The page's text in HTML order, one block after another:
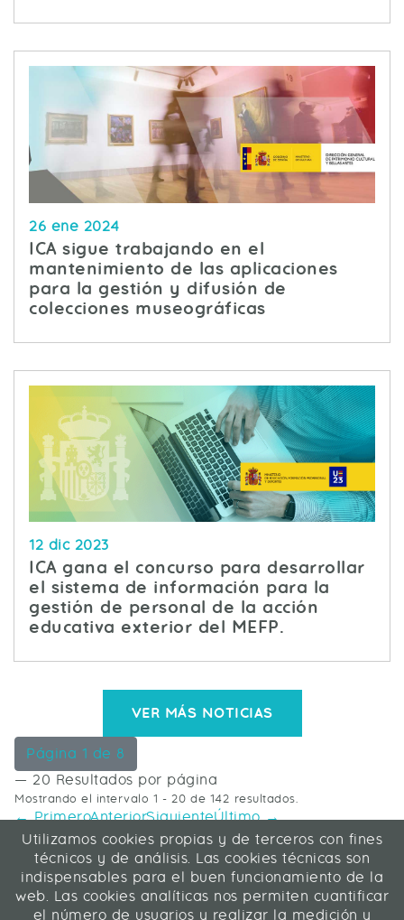
26 ene 2024
ICA sigue trabajando en el
mantenimiento de las aplicaciones
para la gestión y difusión de
colecciones museográficas
12 dic 2023
ICA gana el concurso para desarrollar
el sistema de información para la
gestión de personal de la acción
educativa exterior del MEFP.
VER MÁS NOTICIAS
Página 1 de 8
— 20 Resultados por página
Mostrando el intervalo 1 - 20 de 142 resultados.
← PrimeroAnteriorSiguienteÚltimo →
ICA Informática y Comunicaciones Avanzadas SL
C/ La Rábida 27, 28039 Madrid
91 311 04 87
Utilizamos cookies propias y de terceros con fines
técnicos y de análisis. Las cookies técnicas son
indispensables para el buen funcionamiento de la
web. Las cookies analíticas nos permiten cuantificar
el número de usuarios y realizar la medición y